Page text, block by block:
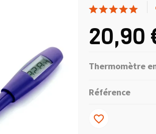
20,90
Thermomètre
Référence
favorite_border